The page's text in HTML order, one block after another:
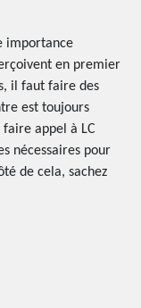
importance
en premier
il faut faire des
est toujours
appel à LC
nécessaires pour
de cela, sachez